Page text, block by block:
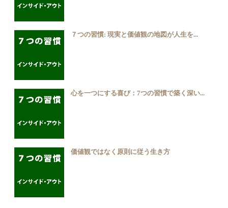
７つの習慣: 現実と価値観の地図が人生を...
心を一つにする喜び：7つの習慣で築く深い...
価値観ではなく原則に従う生き方